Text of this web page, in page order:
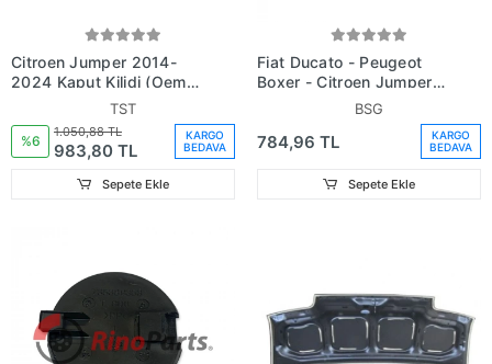
Citroen Jumper 2014-
2024 Kaput Kilidi (Oem
No: 1383311080)
TST
%6
1.050,88 TL
983,80 TL
KARGO
BEDAVA
Sepete Ekle
Fiat Ducato - Peugeot
Boxer - Citroen Jumper
1994-2001 - Sürgülü
(1301418808 )
BSG
784,96 TL
KARGO
BEDAVA
Sepete Ekle